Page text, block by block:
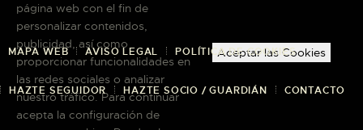
MAPA WEB AVISO LEGAL POLÍTICA DE COOKIES
HAZTE SEGUIDOR HAZTE SOCIO / GUARDIÁN CONTACTO
página web con el fin de
personalizar contenidos,
publicidad, así como
proporcionar funcionalidades en
las redes sociales o analizar
nuestro tráfico. Para continuar
acepta la configuración de
Aceptar las Cookies